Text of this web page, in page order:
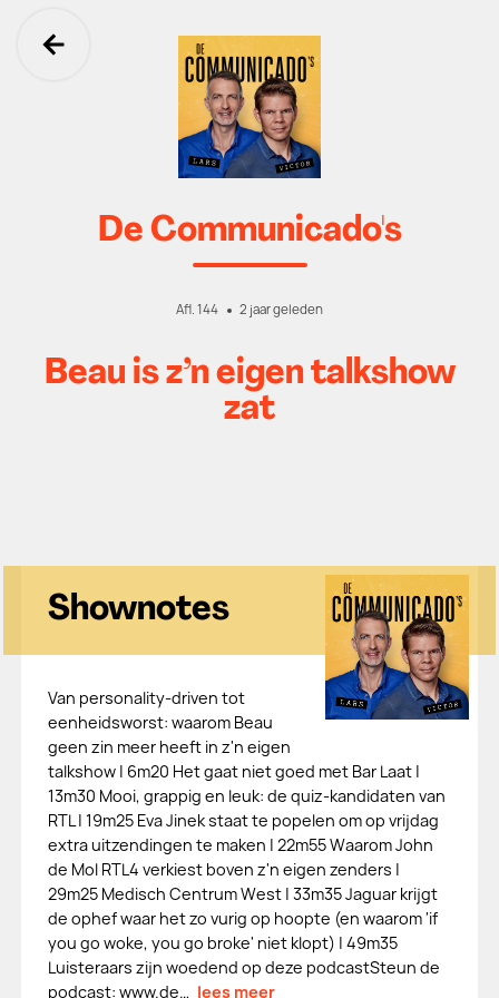
Ga terug
De Communicado's
Afl. 144 2 jaar geleden
Beau is z’n eigen talkshow
zat
Shownotes
Van personality-driven tot
eenheidsworst: waarom Beau
geen zin meer heeft in z'n eigen
talkshow | 6m20 Het gaat niet goed met Bar Laat |
13m30 Mooi, grappig en leuk: de quiz-kandidaten van
RTL | 19m25 Eva Jinek staat te popelen om op vrijdag
extra uitzendingen te maken | 22m55 Waarom John
de Mol RTL4 verkiest boven z'n eigen zenders |
29m25 Medisch Centrum West | 33m35 Jaguar krijgt
de ophef waar het zo vurig op hoopte (en waarom 'if
you go woke, you go broke' niet klopt) | 49m35
Luisteraars zijn woedend op deze podcastSteun de
podcast: ⁠⁠⁠⁠⁠⁠⁠⁠⁠⁠⁠www.de… lees meer